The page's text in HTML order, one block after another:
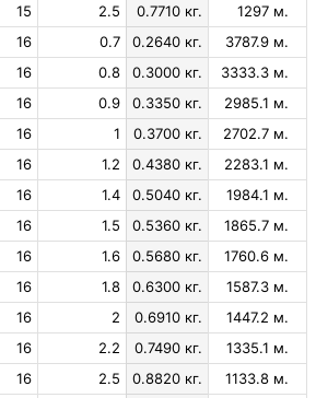
15 2.5 0.7710 кг.
1297 м.
16 0.7 0.2640 кг.
3787.9 м.
16 0.8 0.3000 кг.
3333.3 м.
16 0.9 0.3350 кг.
2985.1 м.
16 1 0.3700 кг.
2702.7 м.
16 1.2 0.4380 кг.
2283.1 м.
16 1.4 0.5040 кг.
1984.1 м.
16 1.5 0.5360 кг.
1865.7 м.
16 1.6 0.5680 кг.
1760.6 м.
16 1.8 0.6300 кг.
1587.3 м.
16 2 0.6910 кг.
1447.2 м.
16 2.2 0.7490 кг.
1335.1 м.
16 2.5 0.8820 кг.
1133.8 м.